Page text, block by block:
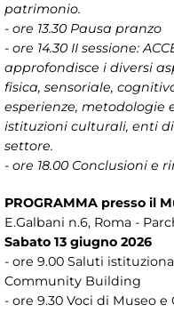
patrimonio.
- ore 13.30 Pausa pranzo
- ore 14.30 II sessione:
approfondisce i diversi
fisica, sensoriale,
esperienze,
istituzioni culturali, enti
settore.
- ore 18.00 Conclusioni e
PROGRAMMA presso il
E.Galbani n.6, Roma -
Sabato 13 giugno 2026
- ore 9.00 Saluti
Community Building
- ore 9.30 Voci di Museo